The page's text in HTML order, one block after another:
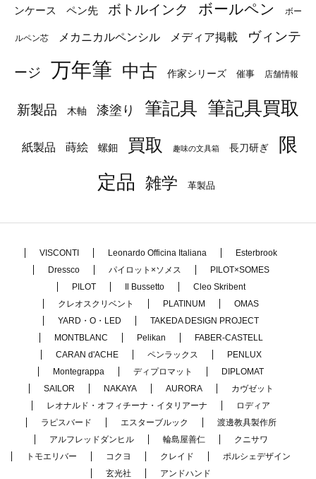
ンケース ペン先 ボトルインク ボールペン ボー
ルペン芯 メカニカルペンシル メディア掲載 ヴィンテ
ージ 万年筆 中古 作家シリーズ 催事 店舗情報
新製品 木軸 漆塗り 筆記具 筆記具買取
紙製品 蒔絵 螺鈿 買取 趣味の文具箱 長刀研ぎ
限
定品
雑学 革製品
VISCONTI Leonardo Officina Italiana
Esterbrook
Dressco
パイロット×ソメス
PILOT×SOMES
PILOT
Il Bussetto
Cleo Skribent
クレオスクリベント
PLATINUM
OMAS
YARD・O・LED
TAKEDA DESIGN PROJECT
MONTBLANC
Pelikan
FABER-CASTELL
CARAN d'ACHE
ペンラックス
PENLUX
Montegrappa
ディプロマット
DIPLOMAT
SAILOR
NAKAYA AURORA
カヴゼット
レオナルド・オフィチーナ・イタリアーナ
ロディア
ラピスバード
エスターブルック
渡邊教具製作所
アルフレッドダンヒル
輪島屋善仁
クニサワ
トモエリバー
コクヨ クレイド
ポルシェデザイン
玄光社
アンドハンド